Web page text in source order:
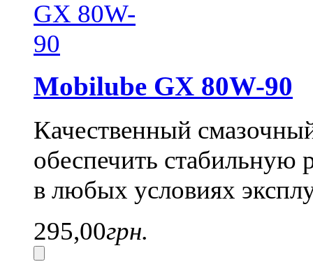
Mobilube GX 80W-90
Качественный
обеспечить стабильную
в любых условиях
295,00грн.